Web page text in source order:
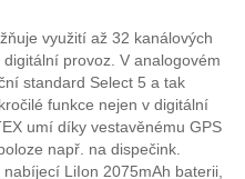
využití až 32 kanálových
provoz. V analogovém
standard Select 5 a tak
funkce nejen v digitální
umí díky vestavěnému GPS
např. na dispečink.
LiIon 2075mAh baterii,